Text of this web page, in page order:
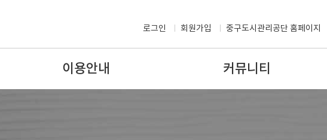
로그인 회원가입 중구도시관리공단 홈페이지
이용안내 커뮤니티